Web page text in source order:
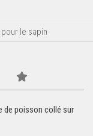
le sapin
de poisson collé sur